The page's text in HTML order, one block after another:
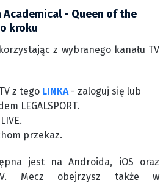
- Queen of the
kroku
z wybranego kanału TV
z tego LINKA- zaloguj się lub
LEGALSPORT.
przekaz.
jest na Androida, iOS oraz
Mecz obejrzysz także w